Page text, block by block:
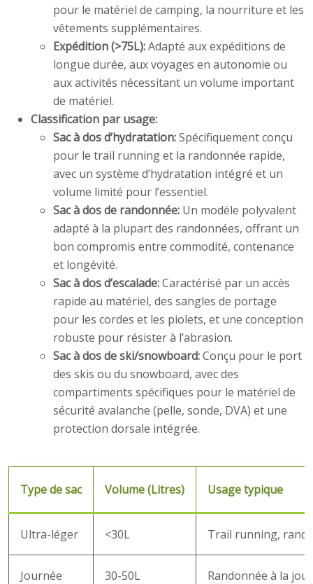
pour le matériel de camping, la nourriture et les
vêtements supplémentaires.
Expédition (>75L):Adapté aux expéditions de
longue durée, aux voyages en autonomie ou
aux activités nécessitant un volume important
de matériel.
Classification par usage:
Sac à dos d’hydratation:Spécifiquement conçu
pour le trail running et la randonnée rapide,
avec un système d’hydratation intégré et un
volume limité pour l’essentiel.
Sac à dos de randonnée: Un modèle polyvalent
adapté à la plupart des randonnées, offrant un
bon compromis entre commodité, contenance
et longévité.
Sac à dos d’escalade:Caractérisé par un accès
rapide au matériel, des sangles de portage
pour les cordes et les piolets, et une conception
robuste pour résister à l’abrasion.
Sac à dos de ski/snowboard:Conçu pour le port
des skis ou du snowboard, avec des
compartiments spécifiques pour le matériel de
sécurité avalanche (pelle, sonde, DVA) et une
protection dorsale intégrée.
Type de sac Volume (Litres) Usage typique
Ultra-léger <30L Trail running,
Journée 30-50L Randonnée à la